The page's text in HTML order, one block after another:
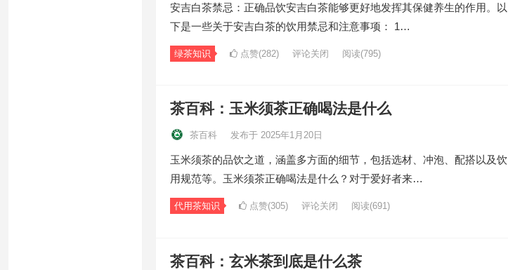
安吉白茶禁忌：正确品饮安吉白茶能够更好地发挥其保健养生的作用。以
下是一些关于安吉白茶的饮用禁忌和注意事项： 1…
绿茶知识 点赞(282) 评论关闭 阅读(795)
茶百科：玉米须茶正确喝法是什么
茶百科 发布于 2025年1月20日
玉米须茶的品饮之道，涵盖多方面的细节，包括选材、冲泡、配搭以及饮
用规范等。玉米须茶正确喝法是什么？对于爱好者来…
代用茶知识 点赞(305) 评论关闭 阅读(691)
茶百科：玄米茶到底是什么茶